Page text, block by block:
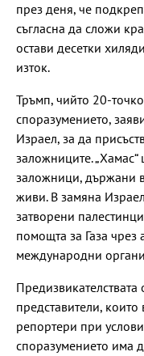
през деня, че
съгласна да сложи
остави десетки
изток.
Тръмп, чийто 20-
споразумението,
Израел, за да
заложниците.
заложници, държани в
живи. В замяна
затворени
помощта за Газа
международни
представители,
репортери при
споразумението има